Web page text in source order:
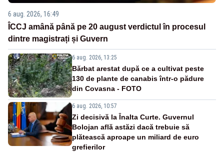
6 aug. 2026, 16:49
ÎCCJ amână până pe 20 august verdictul în procesul
dintre magistrați și Guvern
6 aug. 2026, 13:25
Bărbat arestat după ce a cultivat peste
130 de plante de canabis într-o pădure
din Covasna - FOTO
6 aug. 2026, 10:57
Zi decisivă la Înalta Curte. Guvernul
Bolojan află astăzi dacă trebuie să
plătească aproape un miliard de euro
grefierilor